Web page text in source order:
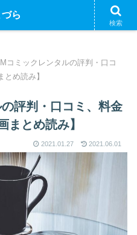
かやってみるブログ
コミックレンタルの評判・口コ
め読み】
評判・口コミ、料金
まとめ読み】
2021.01.27 2021.06.01
ら
検索